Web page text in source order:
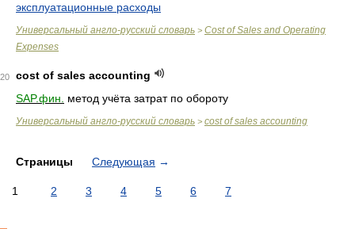
эксплуатационные расходы
Универсальный англо-русский словарь > Cost of Sales and Operating
Expenses
20
cost of sales accounting
SAP.фин.
метод учёта затрат по обороту
Универсальный англо-русский словарь > cost of sales accounting
Страницы Следующая →
1 2 3 4 5 6 7